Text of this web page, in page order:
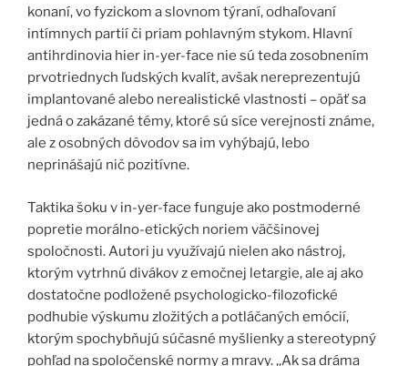
konaní, vo fyzickom a slovnom týraní, odhaľovaní
intímnych partií či priam pohlavným stykom. Hlavní
antihrdinovia hier in-yer-face nie sú teda zosobnením
prvotriednych ľudských kvalít, avšak nereprezentujú
implantované alebo nerealistické vlastnosti – opäť sa
jedná o zakázané témy, ktoré sú síce verejnosti známe,
ale z osobných dôvodov sa im vyhýbajú, lebo
neprinášajú nič pozitívne.
Taktika šoku v in-yer-face funguje ako postmoderné
popretie morálno-etických noriem väčšinovej
spoločnosti. Autori ju využívajú nielen ako nástroj,
ktorým vytrhnú divákov z emočnej letargie, ale aj ako
dostatočne podložené psychologicko-filozofické
podhubie výskumu zložitých a potláčaných emócií,
ktorým spochybňujú súčasné myšlienky a stereotypný
pohľad na spoločenské normy a mravy. ,,Ak sa dráma